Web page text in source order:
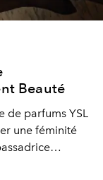
Beauté
de parfums YSL
une féminité
française.